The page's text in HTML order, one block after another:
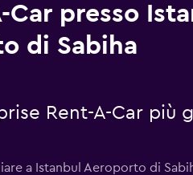
presso
di Sabiha
Rent-A-Car più
a Istanbul Aeroporto di